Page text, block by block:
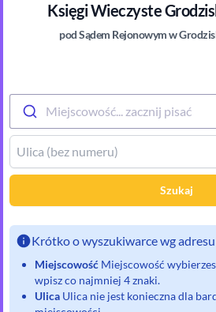
Księgi Wieczyste
pod Sądem Rejonowymw
Miejscowość... zacznij pisać
Szukaj
Krótko o wyszukiwarce wg
Miejscowość Miejscowość
wpisz co najmniej 4 znaki.
Ulica Ulica nie jest konieczna dla